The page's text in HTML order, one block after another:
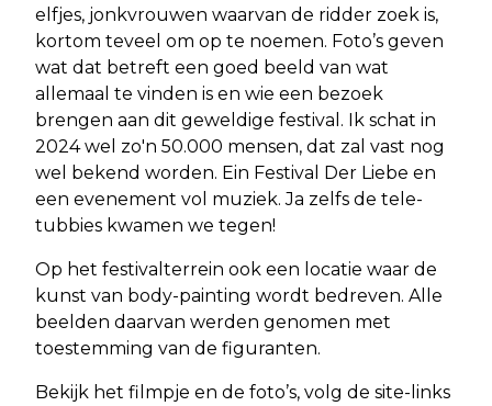
elfjes, jonkvrouwen waarvan de ridder zoek is,
kortom teveel om op te noemen. Foto’s geven
wat dat betreft een goed beeld van wat
allemaal te vinden is en wie een bezoek
brengen aan dit geweldige festival. Ik schat in
2024 wel zo'n 50.000 mensen, dat zal vast nog
wel bekend worden. Ein Festival Der Liebe en
een evenement vol muziek. Ja zelfs de tele-
tubbies kwamen we tegen!
Op het festivalterrein ook een locatie waar de
kunst van body-painting wordt bedreven. Alle
beelden daarvan werden genomen met
toestemming van de figuranten.
Bekijk het filmpje en de foto’s, volg de site-links